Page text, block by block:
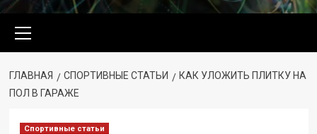
меню
ГЛАВНАЯ СПОРТИВНЫЕ СТАТЬИ
КАК УЛОЖИТЬ ПЛИТКУ НА
ПОЛ В ГАРАЖЕ
Спортивные статьи